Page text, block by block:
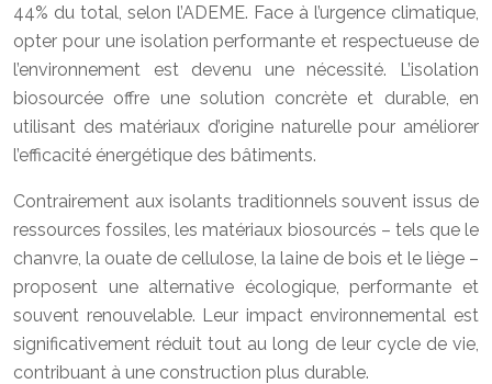
44% du total, selon l’ADEME. Face à l’urgence climatique,
opter pour une isolation performante et respectueuse de
l’environnement est devenu une nécessité. L’isolation
biosourcée offre une solution concrète et durable, en
utilisant des matériaux d’origine naturelle pour améliorer
l’efficacité énergétique des bâtiments.
Contrairement aux isolants traditionnels souvent issus de
ressources fossiles, les matériaux biosourcés – tels que le
chanvre, la ouate de cellulose, la laine de bois et le liège –
proposent une alternative écologique, performante et
souvent renouvelable. Leur impact environnemental est
significativement réduit tout au long de leur cycle de vie,
contribuant à une construction plus durable.